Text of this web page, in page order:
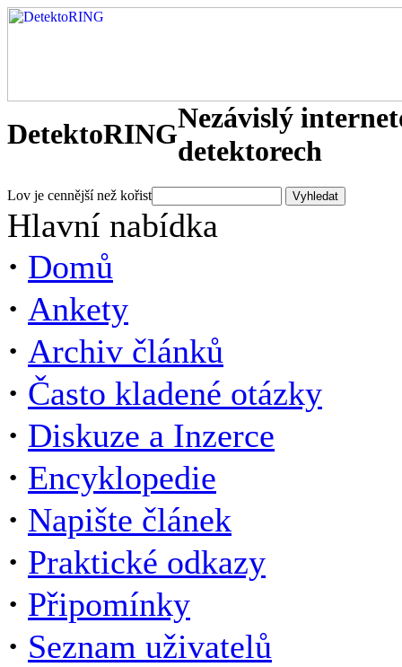
DetektoRINGNezávislý
detektorech
Lov je cennější než kořist
Hlavní nabídka
· Domů
· Ankety
· Archiv článků
· Často kladené otázky
· Diskuze a Inzerce
· Encyklopedie
· Napište článek
· Praktické odkazy
· Připomínky
· Seznam uživatelů